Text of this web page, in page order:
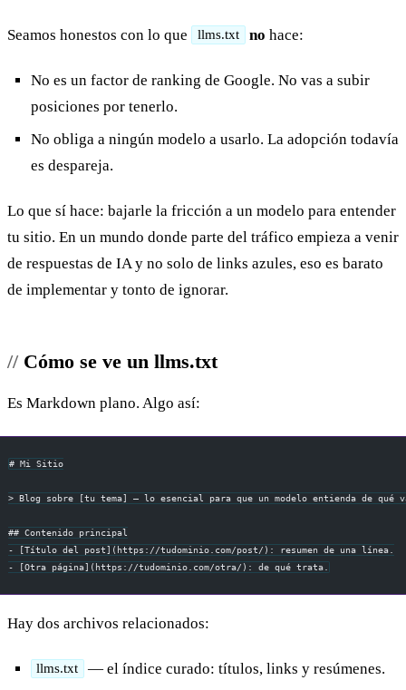
Seamos honestos con lo que llms.txt no hace:
No es un factor de ranking de Google. No vas a subir
posiciones por tenerlo.
No obliga a ningún modelo a usarlo. La adopción todavía
es despareja.
Lo que sí hace: bajarle la fricción a un modelo para entender
tu sitio. En un mundo donde parte del tráfico empieza a venir
de respuestas de IA y no solo de links azules, eso es barato
de implementar y tonto de ignorar.
Cómo se ve un llms.txt
Es Markdown plano. Algo así:
# Mi Sitio
> Blog sobre [tu tema] — lo esencial para que un modelo entienda de qué
## Contenido principal
- [Título del post](https://tudominio.com/post/): resumen de una línea.
- [Otra página](https://tudominio.com/otra/): de qué trata.
Hay dos archivos relacionados:
llms.txt — el índice curado: títulos, links y resúmenes.